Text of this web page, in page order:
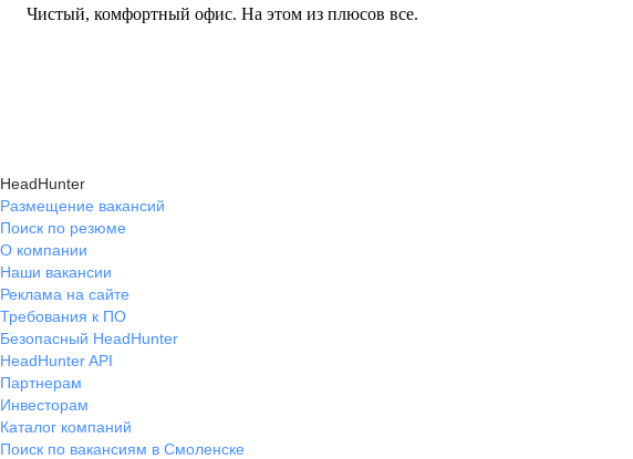
Чистый, комфортный офис. На этом из плюсов все.
HeadHunter
Размещение вакансий
Поиск по резюме
О компании
Наши вакансии
Реклама на сайте
Требования к ПО
Безопасный HeadHunter
HeadHunter API
Партнерам
Инвесторам
Каталог компаний
Поиск по вакансиям в Смоленске